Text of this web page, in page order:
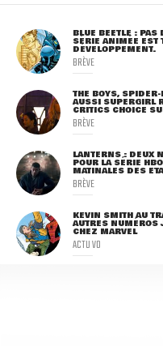
BLUE BEETLE : PAS
SÉRIE ANIMÉE EST
DÉVELOPPEMENT.
BRÈVE
THE BOYS,
AUSSI SUPERGIRL
CRITICS CHOICE
BRÈVE
LANTERNS : DEUX
POUR LA SÉRIE
MATINALES DES
BRÈVE
KEVIN SMITH AU
AUTRES NUMÉROS
CHEZ MARVEL
ACTU VO